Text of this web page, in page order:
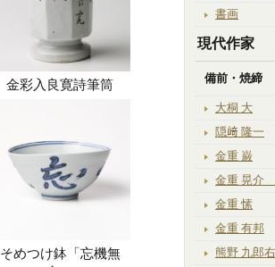
金彩入良寛詩筆筒
そめつけ鉢「忘機無
書画
現代作家
備前・焼締
大桐 大
隠﨑 隆一
金重 巌
金重 晃介
金重 愫
金重 有邦
熊野 九郎